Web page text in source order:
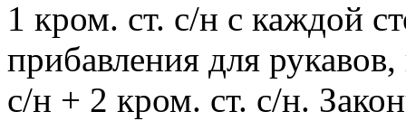
1 кром. ст. с/н с каждой
прибавления для
с/н + 2 кром. ст. с/н.